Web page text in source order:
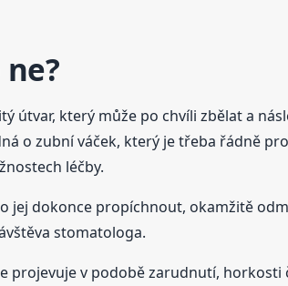
útvar, který může po chvíli zbělat a
o zubní váček, který je třeba řádně
léčby.
jej dokonce propíchnout, okamžitě
stomatologa.
projevuje v podobě zarudnutí,